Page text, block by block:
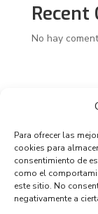
Para ofrecer las
cookies para
consentimiento de
como el
este sitio. No
negativamente a
Recent
No hay